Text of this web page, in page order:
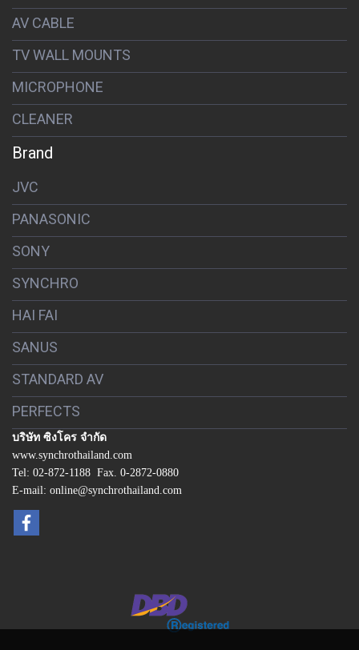
AV CABLE
TV WALL MOUNTS
MICROPHONE
CLEANER
Brand
JVC
PANASONIC
SONY
SYNCHRO
HAI FAI
SANUS
STANDARD AV
PERFECTS
บริษัท ซิงโคร จำกัด
www.synchrothailand.com
Tel: 02-872-1188 Fax. 0-2872-0880
E-mail: online@synchrothailand.com